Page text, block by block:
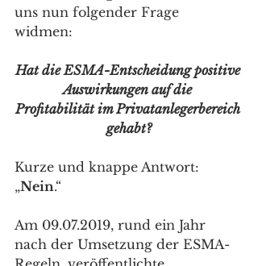
uns nun folgender Frage
widmen:
Hat die ESMA-Entscheidung positive
Auswirkungen auf die
Profitabilität im Privatanlegerbereich
gehabt?
Kurze und knappe Antwort:
„Nein.“
Am 09.07.2019, rund ein Jahr
nach der Umsetzung der ESMA-